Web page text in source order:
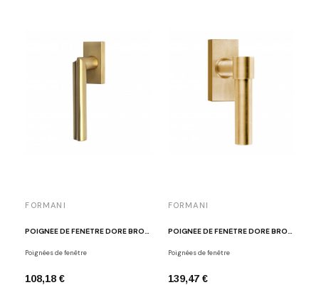
FORMANI
POIGNÉE DE FENÊTRE DORÉ BROSSÉ DR102-DK-O IM
Poignées de fenêtre
108,18 €
FORMANI
POIGNÉE DE FENÊTRE DORÉ BROSSÉ PBL20-DK IM
Poignées de fenêtre
139,47 €